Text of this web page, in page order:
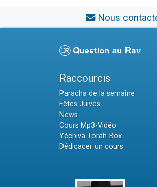
Nous
Raccourcis
Paracha de la semaine
Fêtes Juives
News
Cours Mp3-Vidéo
Yéchiva Torah-Box
Dédicacer un cours